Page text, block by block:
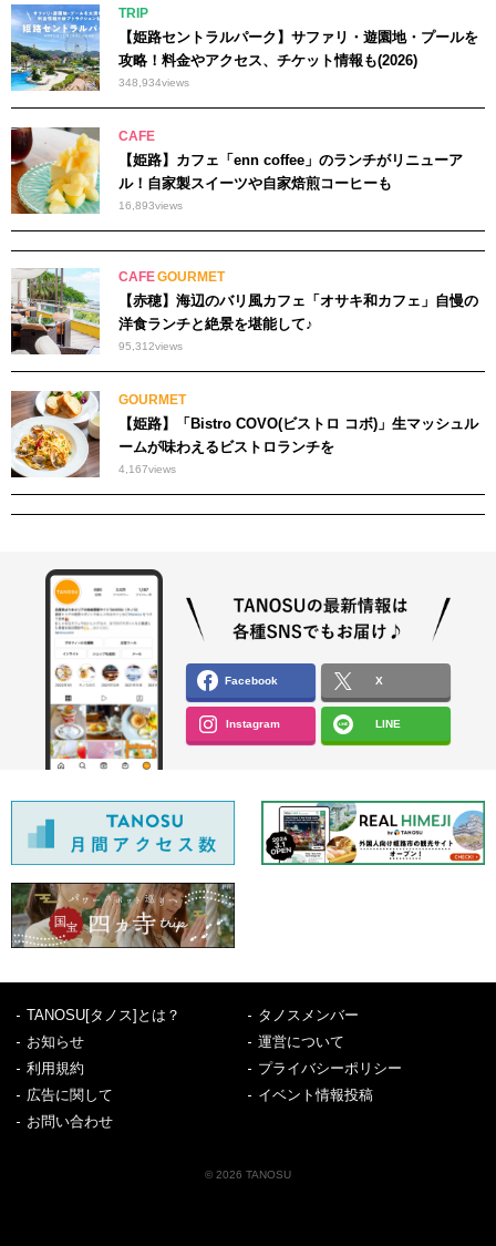
TRIP
【姫路セントラルパーク】サファリ・遊園地・プールを
攻略！料金やアクセス、チケット情報も(2026)
348,934views
CAFE
【姫路】カフェ「enn coffee」のランチがリニューア
ル！自家製スイーツや自家焙煎コーヒーも
16,893views
CAFEGOURMET
【赤穂】海辺のバリ風カフェ「オサキ和カフェ」自慢の
洋食ランチと絶景を堪能して♪
95,312views
GOURMET
【姫路】「Bistro COVO(ビストロ コボ)」生マッシュル
ームが味わえるビストロランチを
4,167views
Facebook X
Instagram LINE
TANOSU[タノス]とは？
タノスメンバー
お知らせ
運営について
利用規約
プライバシーポリシー
広告に関して
イベント情報投稿
お問い合わせ
© 2026 TANOSU